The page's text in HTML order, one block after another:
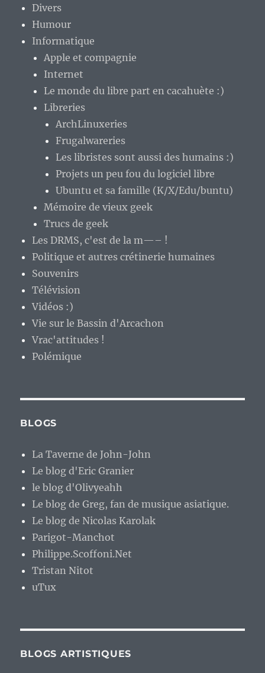
Divers
Humour
Informatique
Apple et compagnie
Internet
Le monde du libre part en cacahuète :)
Libreries
ArchLinuxeries
Frugalwareries
Les libristes sont aussi des humains :)
Projets un peu fou du logiciel libre
Ubuntu et sa famille (K/X/Edu/buntu)
Mémoire de vieux geek
Trucs de geek
Les DRMS, c'est de la m—– !
Politique et autres crétinerie humaines
Souvenirs
Télévision
Vidéos :)
Vie sur le Bassin d'Arcachon
Vrac'attitudes !
Polémique
BLOGS
La Taverne de John-John
Le blog d'Eric Granier
le blog d'Olivyeahh
Le blog de Greg, fan de musique asiatique.
Le blog de Nicolas Karolak
Parigot-Manchot
Philippe.Scoffoni.Net
Tristan Nitot
uTux
BLOGS ARTISTIQUES